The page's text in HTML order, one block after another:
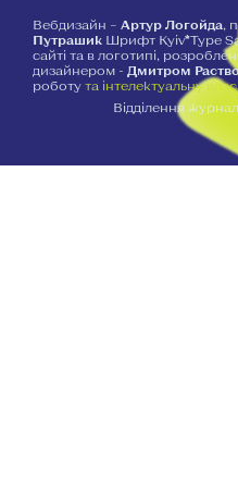
Вебдизайн – Артур Логойда ,
Путрашик Шрифт Kyiv*Type
сайті та в логотипі,
дизайнером - Дмитром
роботу та інтелектуальну
Відділення